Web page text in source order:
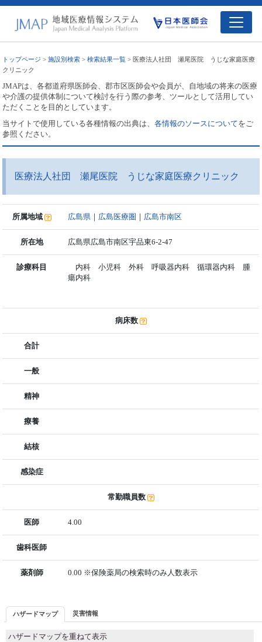
トップページ >施設別検索 >検索結果一覧 > 医療法人社団 瀬尾医院 うじな家庭医療
クリニック
JMAPは、各都道府県医師会、郡市区医師会や会員が、自地域の将来の医療
や介護の提供体制について検討を行う際の参考、ツールとして活用してい
ただくことを目的としています。
当サイトで使用している各種情報の出典は、各情報のソースについてをご
参照ください。
医療法人社団 瀬尾医院 うじな家庭医療クリニック
所属地域 広島県 ｜ 広島医療圏 ｜ 広島市南区
所在地 広島県広島市南区宇品東6-2-47
診療科目
内科 小児科 外科 呼吸器内科 循環器内科 腫
瘍内科
病床数
合計
一般
精神
療養
結核
感染症
常勤職員数
医師 4.00
歯科医師
薬剤師 0.00 ※保険薬局の検索時のみ人数表示
ハザードマップ 災害情報
ハザードマップを重ねて表示